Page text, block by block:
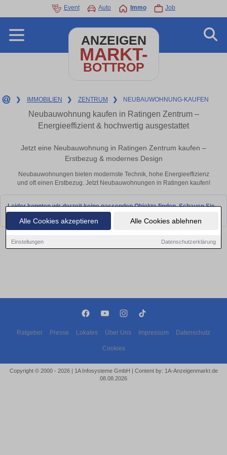
Alle Cookies akzeptieren Alle Cookies ablehnen
Einstellungen Datenschutzerklärung
Event Auto Immo Job
ANZEIGEN
MARKT-
BOTTROP
❯ IMMOBILIEN ❯ ZENTRUM ❯ NEUBAUWOHNUNG-KAUFEN
Neubauwohnung kaufen in Ratingen Zentrum –
Energieeffizient & hochwertig ausgestattet
Jetzt eine Neubauwohnung in Ratingen Zentrum kaufen –
Erstbezug & modernes Design
Neubauwohnungen bieten modernste Technik, hohe Energieeffizienz
und oft einen Erstbezug. Jetzt Neubauwohnungen in Ratingen kaufen!
Leider konnten wir derzeit keine passenden Objekte finden. Schauen Sie
Ratgeber Presse Lokales Über Uns Impressum Datenschutz
Cookies
Copyright © 2000 - 2026 | 1A Infosysteme GmbH | Content by: 1A-Anzeigenmarkt.de
08.08.2026